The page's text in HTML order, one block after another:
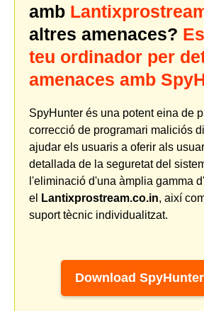
amb
altres amenaces?
teu ordinador per
amenaces amb
SpyHunter és una potent eina de
correcció de programari maliciós
ajudar els usuaris a oferir als
detallada de la seguretat del
l'eliminació d'una àmplia gamma
el
Lantixprostream.co.in, així
suport tècnic individualitzat.
Download SpyHunter